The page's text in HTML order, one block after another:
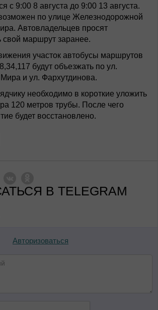
с 9:00 8 августа до 9:00 13 августа.
по улице Железнодорожной
Автовладельцев просят
свой маршрут заранее.
участок автобусы маршрутов
будут объезжать по ул.
и ул. Фархутдинова.
необходимо в короткие уложить
120 метров трубы. После чего
будет восстановлено.
В TELEGRAM
Авторизоваться